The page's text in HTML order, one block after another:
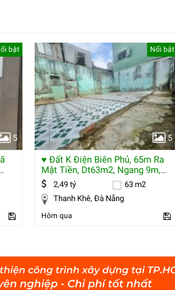
5
bật
5
Nổi bật
♥ Đất K Điện Biên Phủ, 65m Ra
Mặt Tiền, Dt63m2, Ngang 9m,
2.49 Tỷ
2,49 tỷ
63 m2
Thanh Khê, Đà Nẵng
Hôm qua